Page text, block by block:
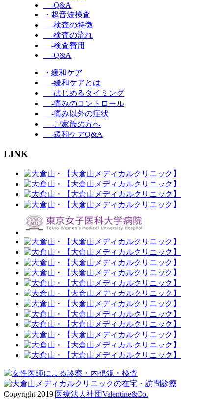
-Q&A
・超音波検査
-検査の特徴
-検査の流れ
-検査費用
-Q&A
・緩和ケア
-緩和ケアとは
-はじめるタイミング
-痛みのコントロール
-痛み以外の症状
-ご家族の方へ
-緩和ケアQ&A
LINK
Copyright 2019 医療法人社団Valentine&Co.